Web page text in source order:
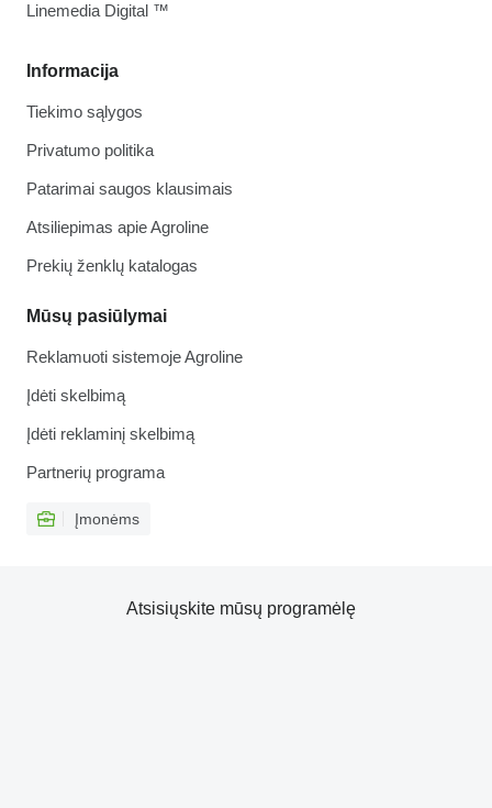
Informacija
Tiekimo sąlygos
Privatumo politika
Patarimai saugos klausimais
Atsiliepimas apie Agroline
Prekių ženklų katalogas
Mūsų pasiūlymai
Reklamuoti sistemoje Agroline
Įdėti skelbimą
Įdėti reklaminį skelbimą
Partnerių programa
Įmonėms
Linemedia Digital ™
Atsisiųskite mūsų programėlę